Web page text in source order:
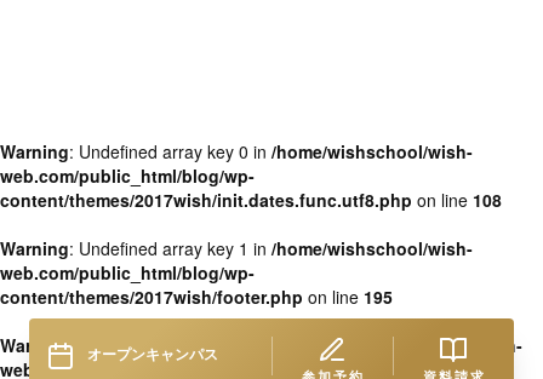
Warning: Undefined array key 0 in /home/wishschool/wish-
web.com/public_html/blog/wp-
content/themes/2017wish/init.dates.func.utf8.php on line 108
Warning: Undefined array key 1 in /home/wishschool/wish-
web.com/public_html/blog/wp-
content/themes/2017wish/footer.php on line 195
Warning: Undefined variable $ocdates in
/home/wishschool/wish-
web.com/public_html/blog/wp-
オープンキャンパス
参加予約 資料請求